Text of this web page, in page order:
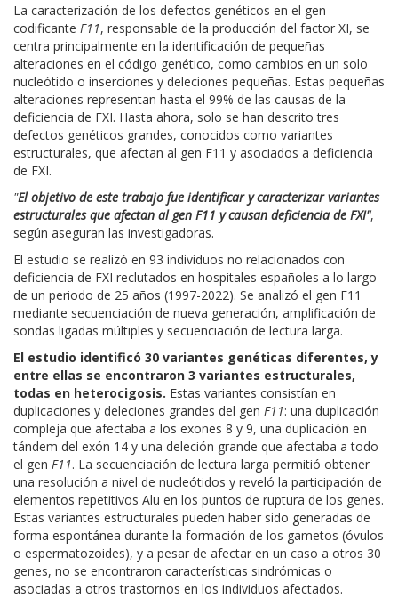
La caracterización de los defectos genéticos en el gen
codificante F11, responsable de la producción del factor XI, se
centra principalmente en la identificación de pequeñas
alteraciones en el código genético, como cambios en un solo
nucleótido o inserciones y deleciones pequeñas. Estas pequeñas
alteraciones representan hasta el 99% de las causas de la
deficiencia de FXI. Hasta ahora, solo se han descrito tres
defectos genéticos grandes, conocidos como variantes
estructurales, que afectan al gen F11 y asociados a deficiencia
de FXI.
"El objetivo de este trabajo fue identificar y caracterizar variantes
estructurales que afectan al gen F11 y causan deficiencia de FXI",
según aseguran las investigadoras.
El estudio se realizó en 93 individuos no relacionados con
deficiencia de FXI reclutados en hospitales españoles a lo largo
de un periodo de 25 años (1997-2022). Se analizó el gen F11
mediante secuenciación de nueva generación, amplificación de
sondas ligadas múltiples y secuenciación de lectura larga.
El estudio identificó 30 variantes genéticas diferentes, y
entre ellas se encontraron 3 variantes estructurales,
todas en heterocigosis. Estas variantes consistían en
duplicaciones y deleciones grandes del gen F11: una duplicación
compleja que afectaba a los exones 8 y 9, una duplicación en
tándem del exón 14 y una deleción grande que afectaba a todo
el gen F11. La secuenciación de lectura larga permitió obtener
una resolución a nivel de nucleótidos y reveló la participación de
elementos repetitivos Alu en los puntos de ruptura de los genes.
Estas variantes estructurales pueden haber sido generadas de
forma espontánea durante la formación de los gametos (óvulos
o espermatozoides), y a pesar de afectar en un caso a otros 30
genes, no se encontraron características sindrómicas o
asociadas a otros trastornos en los individuos afectados.